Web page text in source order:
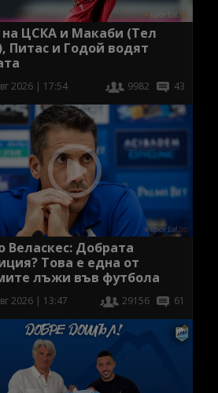
на ЦСКА и Макаби (Тел
Питас и Годой водят
2026 | 17:54 9982 43
Веласкес: Добрата
Това е една от
лъжи във футбола
2026 | 13:47 29156 61